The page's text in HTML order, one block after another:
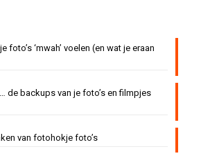
foto’s ‘mwah’ voelen (en wat je eraan
de backups van je foto’s en filmpjes
van fotohokje foto’s